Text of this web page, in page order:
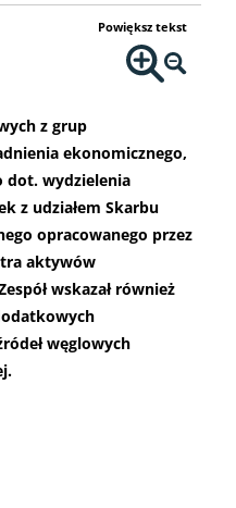
Powiększ tekst
z grup
ekonomicznego,
dot. wydzielenia
z udziałem Skarbu
opracowanego przez
aktywów
wskazał również
węglowych